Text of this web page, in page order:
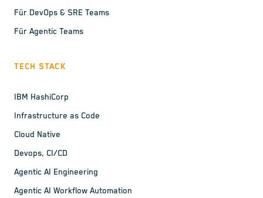
Für DevOps & SRE Teams
Für Agentic Teams
TECH STACK
IBM HashiCorp
Infrastructure as Code
Cloud Native
Devops, CI/CD
Agentic AI Engineering
Agentic AI Workflow Automation